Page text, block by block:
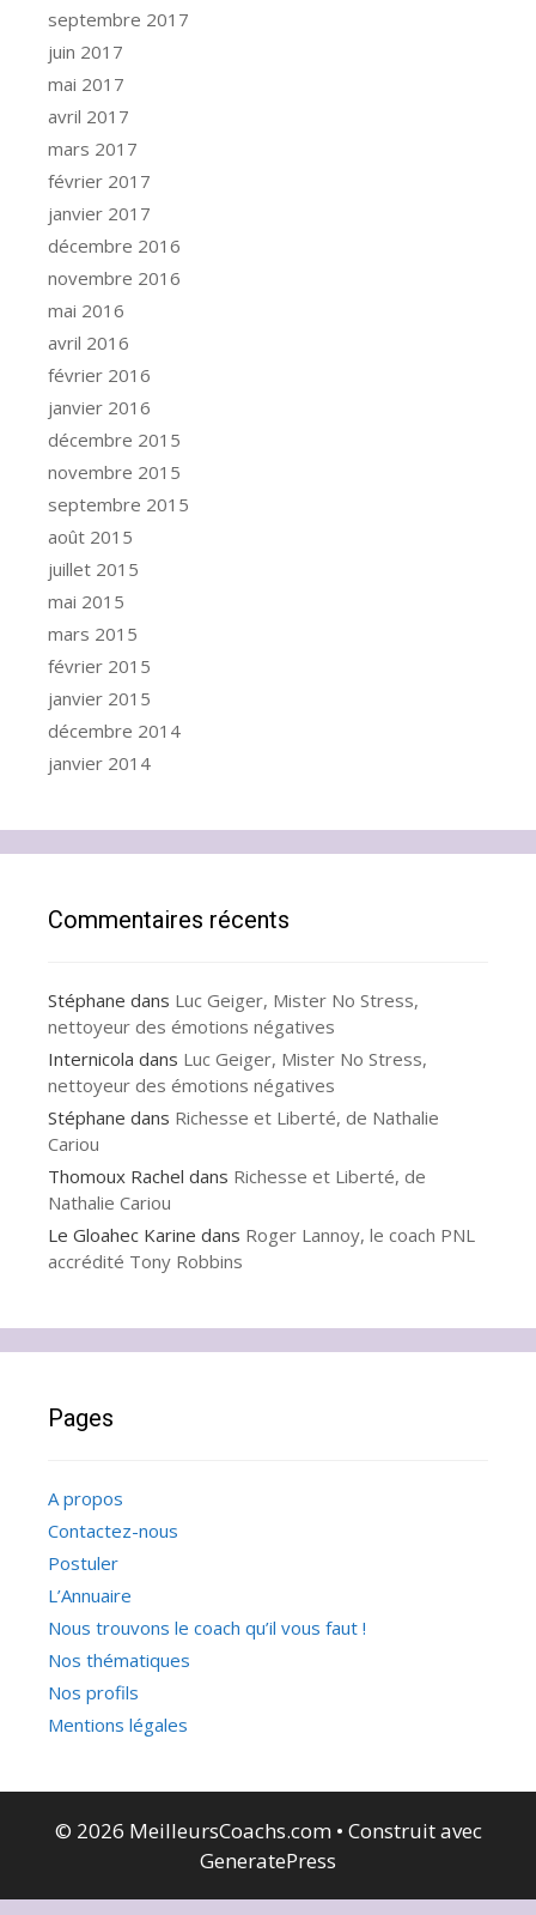
septembre 2017
juin 2017
mai 2017
avril 2017
mars 2017
février 2017
janvier 2017
décembre 2016
novembre 2016
mai 2016
avril 2016
février 2016
janvier 2016
décembre 2015
novembre 2015
septembre 2015
août 2015
juillet 2015
mai 2015
mars 2015
février 2015
janvier 2015
décembre 2014
janvier 2014
Commentaires récents
Stéphane dans Luc Geiger, Mister No Stress,
nettoyeur des émotions négatives
Internicola dans Luc Geiger, Mister No Stress,
nettoyeur des émotions négatives
Stéphane dans Richesse et Liberté, de Nathalie
Cariou
Thomoux Rachel dans Richesse et Liberté, de
Nathalie Cariou
Le Gloahec Karine dans Roger Lannoy, le coach PNL
accrédité Tony Robbins
Pages
A propos
Contactez-nous
Postuler
L’Annuaire
Nous trouvons le coach qu’il vous faut !
Nos thématiques
Nos profils
Mentions légales
© 2026 MeilleursCoachs.com• Construit avec
GeneratePress